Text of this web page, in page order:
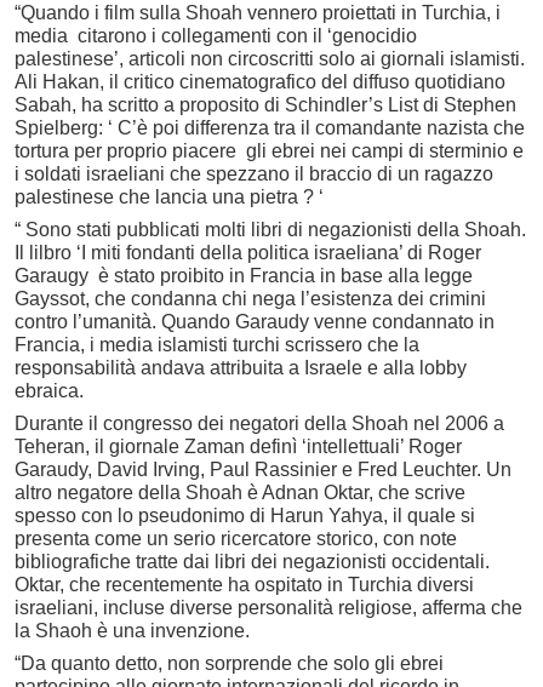
“Quando i film sulla Shoah vennero proiettati in Turchia, i
media citarono i collegamenti con il ‘genocidio
palestinese’, articoli non circoscritti solo ai giornali islamisti.
Ali Hakan, il critico cinematografico del diffuso quotidiano
Sabah, ha scritto a proposito di Schindler’s List di Stephen
Spielberg: ‘ C’è poi differenza tra il comandante nazista che
tortura per proprio piacere gli ebrei nei campi di sterminio e
i soldati israeliani che spezzano il braccio di un ragazzo
palestinese che lancia una pietra ? ‘
“ Sono stati pubblicati molti libri di negazionisti della Shoah.
Il lilbro ‘I miti fondanti della politica israeliana’ di Roger
Garaugy è stato proibito in Francia in base alla legge
Gayssot, che condanna chi nega l’esistenza dei crimini
contro l’umanità. Quando Garaudy venne condannato in
Francia, i media islamisti turchi scrissero che la
responsabilità andava attribuita a Israele e alla lobby
ebraica.
Durante il congresso dei negatori della Shoah nel 2006 a
Teheran, il giornale Zaman definì ‘intellettuali’ Roger
Garaudy, David Irving, Paul Rassinier e Fred Leuchter. Un
altro negatore della Shoah è Adnan Oktar, che scrive
spesso con lo pseudonimo di Harun Yahya, il quale si
presenta come un serio ricercatore storico, con note
bibliografiche tratte dai libri dei negazionisti occidentali.
Oktar, che recentemente ha ospitato in Turchia diversi
israeliani, incluse diverse personalità religiose, afferma che
la Shaoh è una invenzione.
“Da quanto detto, non sorprende che solo gli ebrei